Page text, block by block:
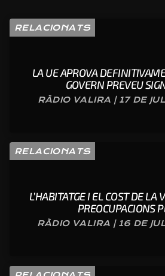
RELACIONATS
LA UE APROVA
GOVERN PREVEU
RÀDIO VALIRA | 17 DE
RELACIONATS
L’HABITATGE I EL COST DE LA
PREOCUPACIONS
RÀDIO VALIRA | 16 DE